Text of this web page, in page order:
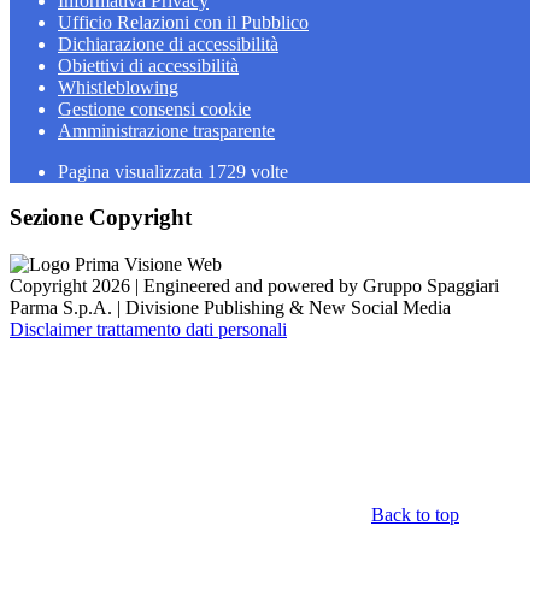
Ufficio Relazioni con il Pubblico
Dichiarazione di accessibilità
Obiettivi di accessibilità
Whistleblowing
Gestione consensi cookie
Amministrazione trasparente
Pagina visualizzata 1729 volte
Sezione Copyright
Copyright 2026 | Engineered and powered by Gruppo Spaggiari
Parma S.p.A. | Divisione Publishing & New Social Media
Disclaimer trattamento dati personali
Back to top